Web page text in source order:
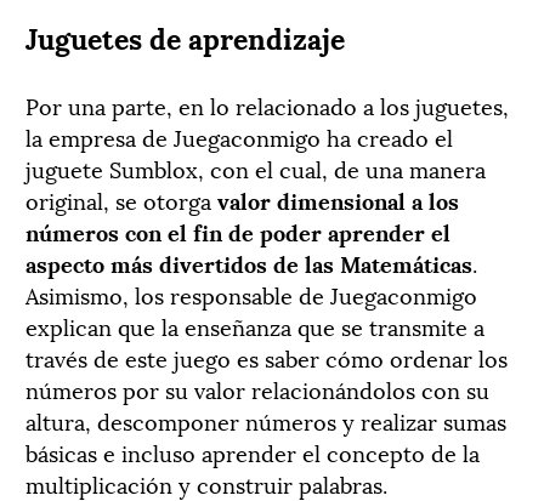
Juguetes de aprendizaje
Por una parte, en lo relacionado a los juguetes,
la empresa de Juegaconmigo ha creado el
juguete Sumblox, con el cual, de una manera
original, se otorga valor dimensional a los
números con el fin de poder aprender el
aspecto más divertidos de las Matemáticas.
Asimismo, los responsable de Juegaconmigo
explican que la enseñanza que se transmite a
través de este juego es saber cómo ordenar los
números por su valor relacionándolos con su
altura, descomponer números y realizar sumas
básicas e incluso aprender el concepto de la
multiplicación y construir palabras.